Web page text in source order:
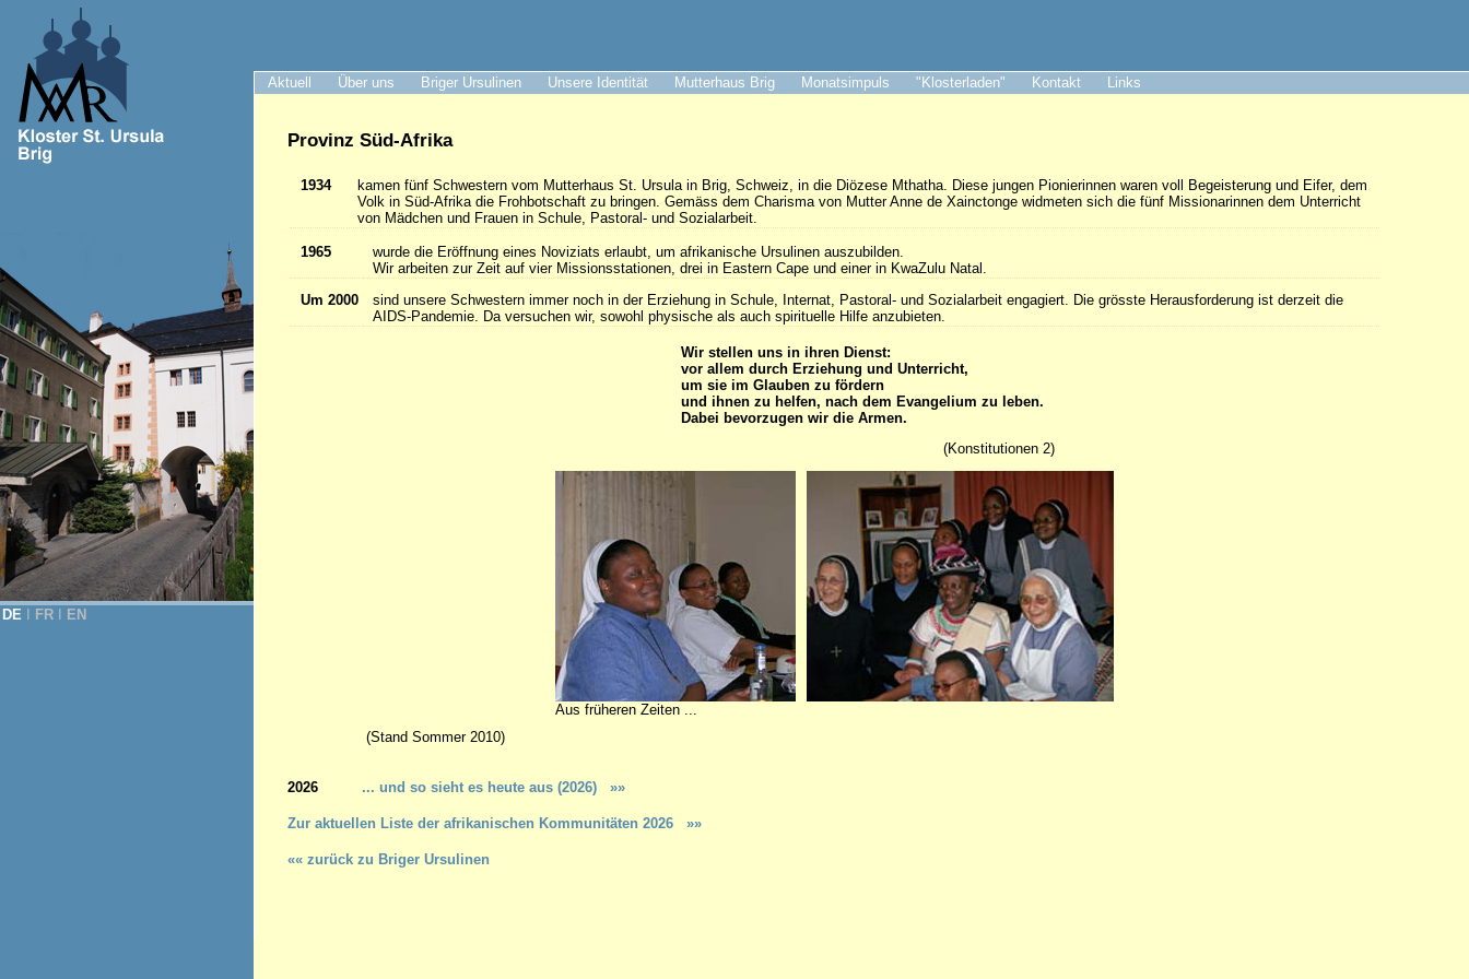
Aktuell Über uns Briger Ursulinen Unsere Identität Mutterhaus Brig Monatsimpuls "Klosterladen" Kontakt Links
DE FR EN
Provinz Süd-Afrika
1934
kamen fünf Schwestern vom Mutterhaus St. Ursula in Brig, Schweiz, in die Diözese Mthatha. Diese jungen Pionierinnen waren voll Begeisterung und Eifer, dem
Volk in Süd-Afrika die Frohbotschaft zu bringen. Gemäss dem Charisma von Mutter Anne de Xainctonge widmeten sich die fünf Missionarinnen dem Unterricht
von Mädchen und Frauen in Schule, Pastoral- und Sozialarbeit.
1965
wurde die Eröffnung eines Noviziats erlaubt, um afrikanische Ursulinen auszubilden.
Wir arbeiten zur Zeit auf vier Missionsstationen, drei in Eastern Cape und einer in KwaZulu Natal.
Um 2000
sind unsere Schwestern immer noch in der Erziehung in Schule, Internat, Pastoral- und Sozialarbeit engagiert. Die grösste Herausforderung ist derzeit die
AIDS-Pandemie. Da versuchen wir, sowohl physische als auch spirituelle Hilfe anzubieten.
Wir stellen uns in ihren Dienst:
vor allem durch Erziehung und Unterricht,
um sie im Glauben zu fördern
und ihnen zu helfen, nach dem Evangelium zu leben.
Dabei bevorzugen wir die Armen.
(Konstitutionen 2)
Aus früheren Zeiten ...
(Stand Sommer 2010)
2026 ... und so sieht es heute aus (2026) »»
Zur aktuellen Liste der afrikanischen Kommunitäten 2026 »»
«« zurück zu Briger Ursulinen